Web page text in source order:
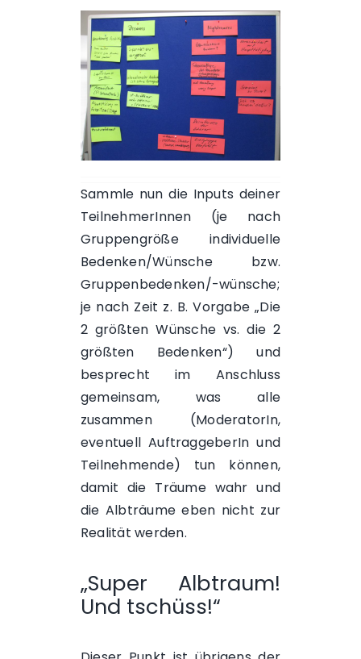
Sammle nun die Inputs deiner
TeilnehmerInnen (je nach
Gruppengröße individuelle
Bedenken/Wünsche bzw.
Gruppenbedenken/-wünsche;
je nach Zeit z. B. Vorgabe „Die
2 größten Wünsche vs. die 2
größten Bedenken“) und
besprecht im Anschluss
gemeinsam, was alle
zusammen (ModeratorIn,
eventuell AuftraggeberIn und
Teilnehmende) tun können,
damit die Träume wahr und
die Albträume eben nicht zur
Realität werden.
„Super Albtraum!
Und tschüss!“